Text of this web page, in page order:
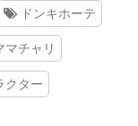
ドンキホーテ
マチャリ
クター